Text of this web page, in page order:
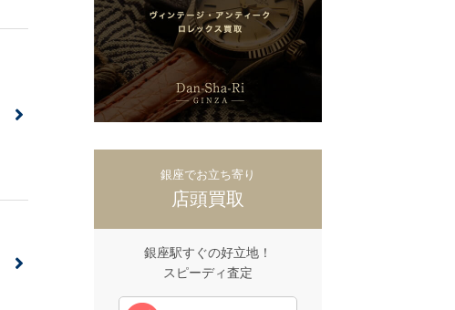
銀座でお立ち寄り
店頭買取
銀座駅すぐの好立地！
スピーディ査定